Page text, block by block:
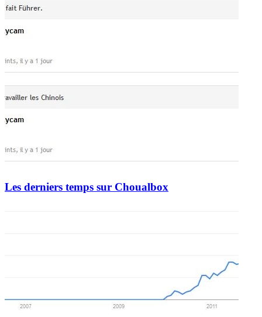
Les derniers temps sur Choualbox